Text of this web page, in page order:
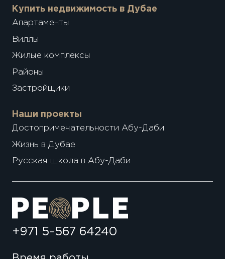
Купить недвижимость в Дубае
Апартаменты
Виллы
Жилые комплексы
Районы
Застройщики
Наши проекты
Достопримечательности Абу-Даби
Жизнь в Дубае
Русская школа в Абу-Даби
+971 5-567 64240